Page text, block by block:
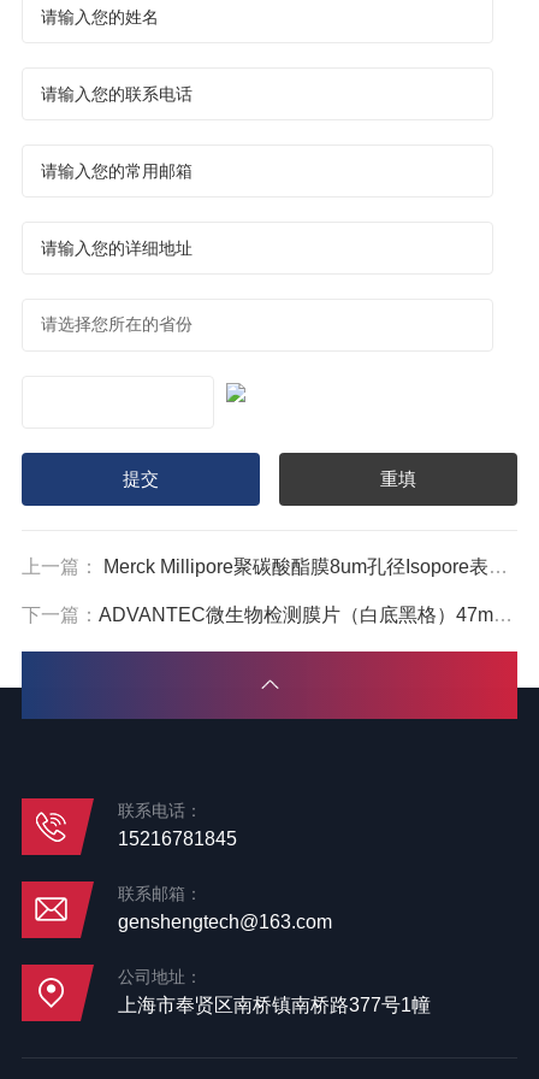
上一篇： Merck Millipore聚碳酸酯膜8um孔径Isopore表面滤膜TETP02500
下一篇： ADVANTEC微生物检测膜片（白底黑格）47mm直径0.45um孔径A045H047W
联系电话：
15216781845
联系邮箱：
genshengtech@163.com
公司地址：
上海市奉贤区南桥镇南桥路377号1幢